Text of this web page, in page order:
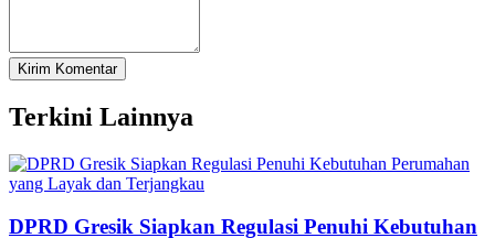
Terkini Lainnya
DPRD Gresik Siapkan Regulasi Penuhi Kebutuhan